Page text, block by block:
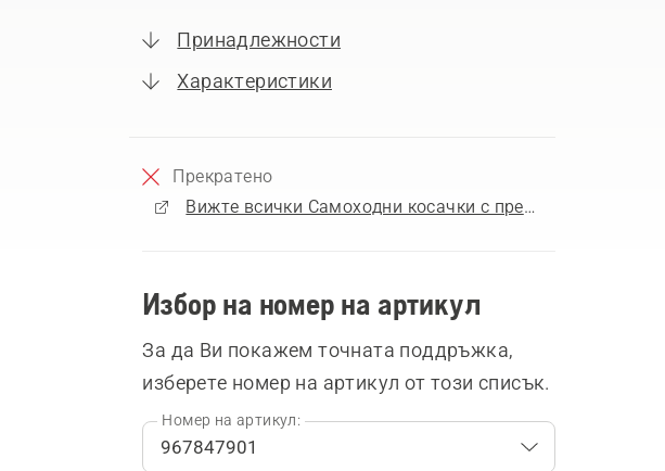
Принадлежности
Характеристики
Прекратено
Вижте всички Самоходни косачки с преден косилен апарат за продажба
Избор на номер на артикул
За да Ви покажем точната поддръжка,
изберете номер на артикул от този списък.
Номер на артикул: